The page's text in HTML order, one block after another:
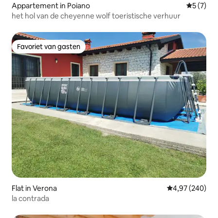
Appartement in Poiano
5 (7)
het hol van de cheyenne wolf toeristische verhuur
Favoriet van gasten
Favoriet van gasten
Flat in Verona Gemiddelde
4,97 (240)
la contrada